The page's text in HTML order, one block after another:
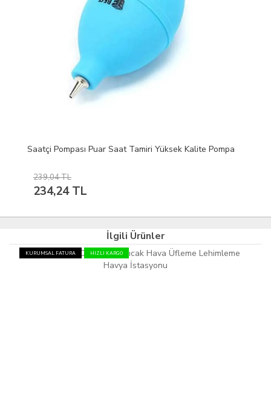
Saatçi Pompası Puar Saat Tamiri Yüksek Kalite Pompa
239,04 TL
234,24 TL
İlgili Ürünler
KURUMSAL FATURA HIZLI KARGO